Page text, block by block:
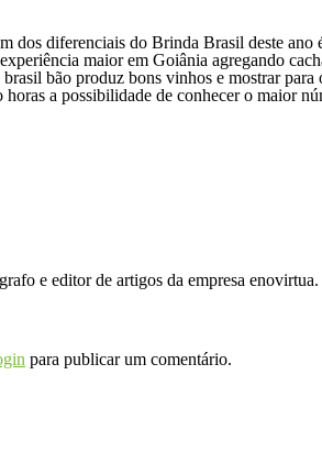
dos diferenciais do Brinda Brasil deste ano
maior em Goiânia agregando
bão produz bons vinhos e mostrar
horas a possibilidade de conhecer o maior
e editor de artigos da empresa enovirtua.
para publicar um comentário.